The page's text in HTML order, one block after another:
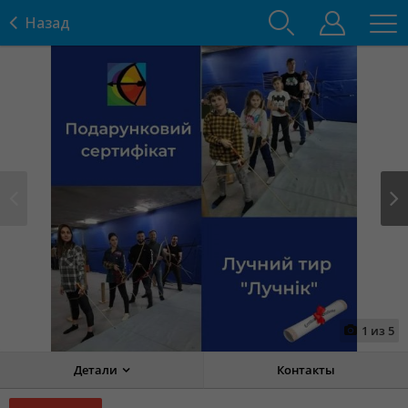
Назад
1 из 5
Детали Контакты